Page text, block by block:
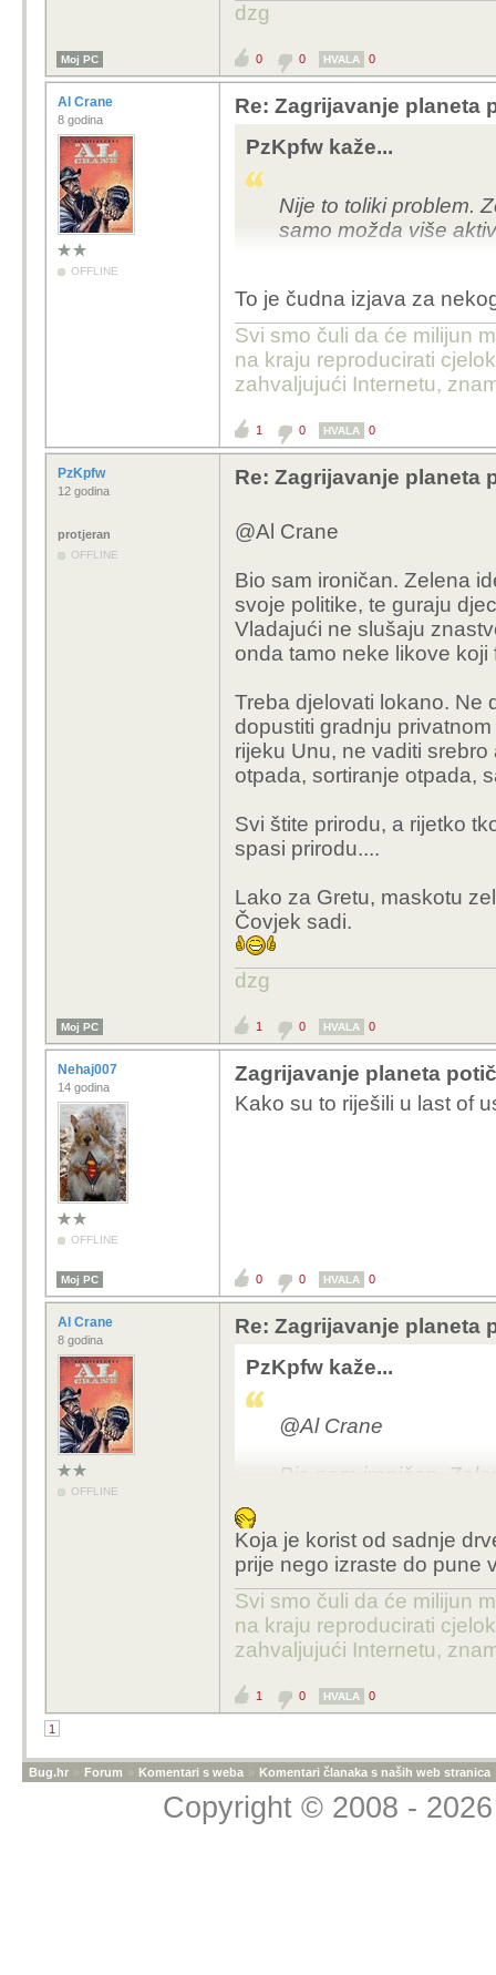
dzg
Moj PC 0 0 HVALA 0
Al Crane
8 godina
OFFLINE
Re: Zagrijavanje planeta
PzKpfw kaže...
Nije to toliki problem.
samo možda više
pogotovo. Sjedim
snima.
Mnogi se zalažu za
posao.
To je čudna izjava za
Svi smo čuli da će milijun
na kraju reproducirati
zahvaljujući Internetu,
1 0 HVALA 0
PzKpfw
12 godina
protjeran
OFFLINE
Re: Zagrijavanje planeta
@Al Crane
Bio sam ironičan. Zelena
svoje politike, te guraju
Vladajući ne slušaju
onda tamo neke likove
Treba djelovati lokano. Ne
dopustiti gradnju
rijeku Unu, ne vaditi
otpada, sortiranje otpada,
Svi štite prirodu, a rijetko
spasi prirodu....
Lako za Gretu, maskotu
Čovjek sadi.
dzg
Moj PC 1 0 HVALA 0
Nehaj007
14 godina
OFFLINE
Zagrijavanje planeta
Kako su to riješili u last of
Moj PC 0 0 HVALA 0
Al Crane
8 godina
OFFLINE
Re: Zagrijavanje planeta
PzKpfw kaže...
@Al Crane
Bio sam ironičan.
Vladajući ne slušaju
kako će onda tamo
Treba djelovati
parku, ne dopustiti
posljedice, spalionica
....
Svi štite prirodu, a
drvo, spasi prirodu....
Koja je korist od sadnje
prije nego izraste do pune
Svi smo čuli da će milijun
na kraju reproducirati
zahvaljujući Internetu,
1 0 HVALA 0
1
Bug.hr » Forum » Komentari s weba » Komentari članaka s naših web stranica
Copyright © 2008 -